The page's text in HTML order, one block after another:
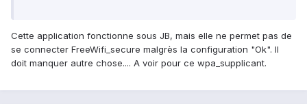
Cette application fonctionne sous JB, mais elle ne permet pas de
se connecter FreeWifi_secure malgrès la configuration "Ok". Il
doit manquer autre chose.... A voir pour ce wpa_supplicant.